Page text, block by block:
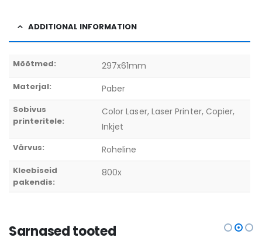
ADDITIONAL INFORMATION
Mõõtmed: 297x61mm
Materjal: Paber
Sobivus
printeritele:
Color Laser, Laser Printer, Copier,
Inkjet
Värvus: Roheline
Kleebiseid
pakendis:
800x
Sarnased tooted